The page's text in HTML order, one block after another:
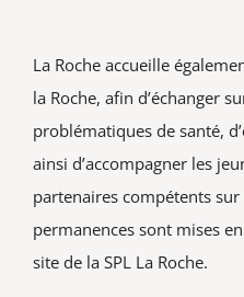
La Roche accueille
la Roche, afin d’échanger
problématiques de santé,
ainsi d’accompagner les
partenaires compétents
permanences sont mises
site de la SPL La Roche.